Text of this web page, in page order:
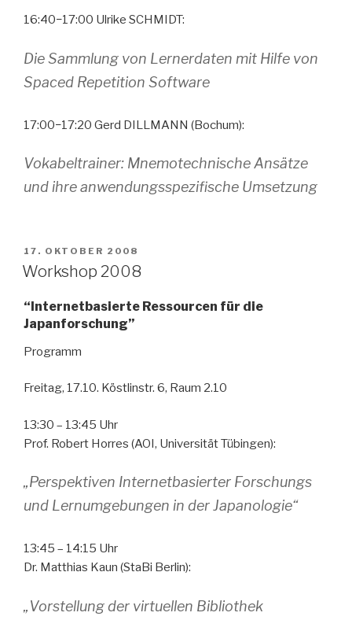
16:40−17:00 Ulrike SCHMIDT:
Die Sammlung von Lernerdaten mit Hilfe von
Spaced Repetition Software
17:00−17:20 Gerd DILLMANN (Bochum):
Vokabeltrainer: Mnemotechnische Ansätze
und ihre anwendungsspezifische Umsetzung
VERÖFFENTLICHT
AM
17. OKTOBER 2008
Workshop 2008
“Internetbasierte Ressourcen für die
Japanforschung”
Programm
Freitag, 17.10. Köstlinstr. 6, Raum 2.10
13:30 – 13:45 Uhr
Prof. Robert Horres (AOI, Universität Tübingen):
„Perspektiven Internetbasierter Forschungs
und Lernumgebungen in der Japanologie“
13:45 – 14:15 Uhr
Dr. Matthias Kaun (StaBi Berlin):
„Vorstellung der virtuellen Bibliothek